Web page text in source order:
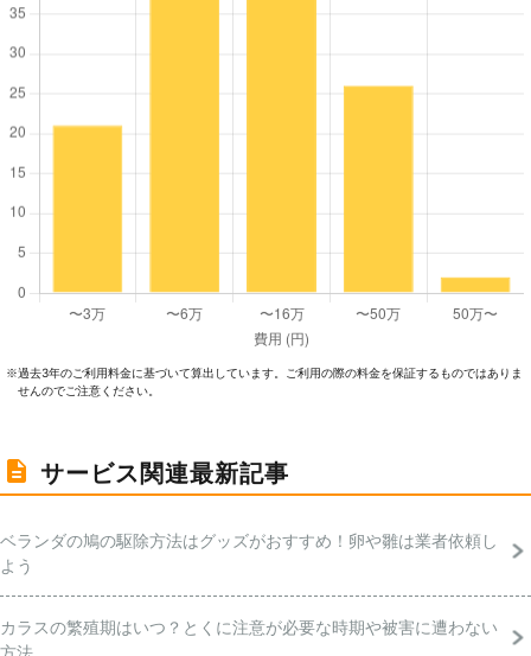
※過去3年のご利⽤料⾦に基づいて算出しています。ご利⽤の際の料⾦を保証するものではありま
せんのでご注意ください。
サービス関連最新記事
ベランダの鳩の駆除方法はグッズがおすすめ！卵や雛は業者依頼し
よう
カラスの繁殖期はいつ？とくに注意が必要な時期や被害に遭わない
方法